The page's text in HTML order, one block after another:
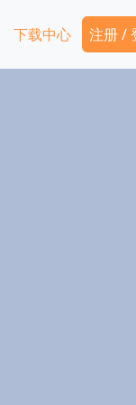
下载中心 注册 /